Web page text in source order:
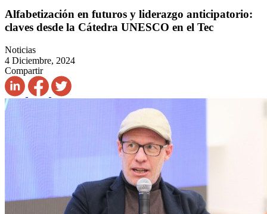
Alfabetización en futuros y liderazgo anticipatorio:
claves desde la Cátedra UNESCO en el Tec
Noticias
4 Diciembre, 2024
Compartir